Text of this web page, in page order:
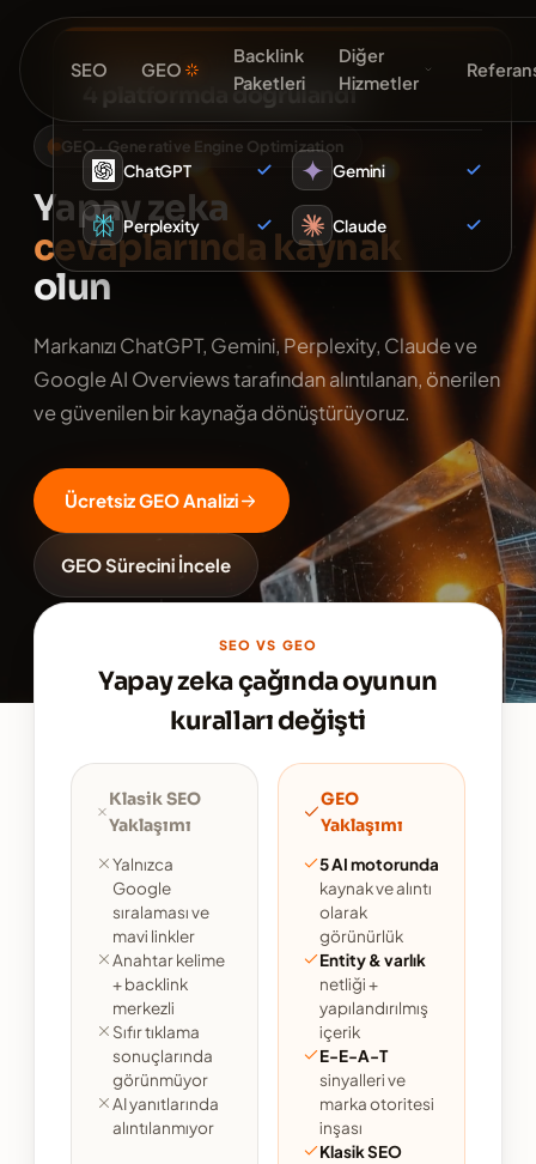
SEO GEO
Backlink
Paketleri
Diğer
Hizmetler
GEO · Generative Engine Optimization
Yapay zeka
cevaplarında kaynak
olun
Markanızı ChatGPT, Gemini, Perplexity, Claude ve
Google AI Overviews tarafından alıntılanan, önerilen
ve güvenilen bir kaynağa dönüştürüyoruz.
Ücretsiz GEO Analizi
GEO Sürecini İncele
AI KAYNAK SINYALI
4 platformda doğrulandı
ChatGPT Gemini
Perplexity Claude
SEO VS GEO
Yapay zeka çağında oyunun
kuralları değişti
Klasik SEO
Yaklaşımı
Yalnızca
Google
sıralaması ve
mavi linkler
Anahtar kelime
+ backlink
merkezli
Sıfır tıklama
sonuçlarında
görünmüyor
AI yanıtlarında
alıntılanmıyor
GEO
Yaklaşımı
5 AI motorunda
kaynak ve alıntı
olarak
görünürlük
Entity & varlık
netliği +
yapılandırılmış
içerik
E-E-A-T
sinyalleri ve
marka otoritesi
inşası
Klasik SEO